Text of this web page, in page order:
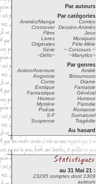
Par auteurs
Par catégories
Animés/Manga
Comics
Crossover
Dessins-Animés
Films
Jeux
Livres
Musiques
Originales
Pèle-Mèle
Série
~ Concours ~
~Défis~
~Manyfics~
Par genres
Action/Aventure
Amitié
Angoisse
Bisounours
Conte
Drame
Erotique
Fantaisie
Fantastique
Général
Horreur
Humour
Mystère
Parodie
Poésie
Romance
S-F
Surnaturel
Suspense
Tragédie
Au hasard
au 31 Mai 21 :
23295 comptes dont 1309
auteurs